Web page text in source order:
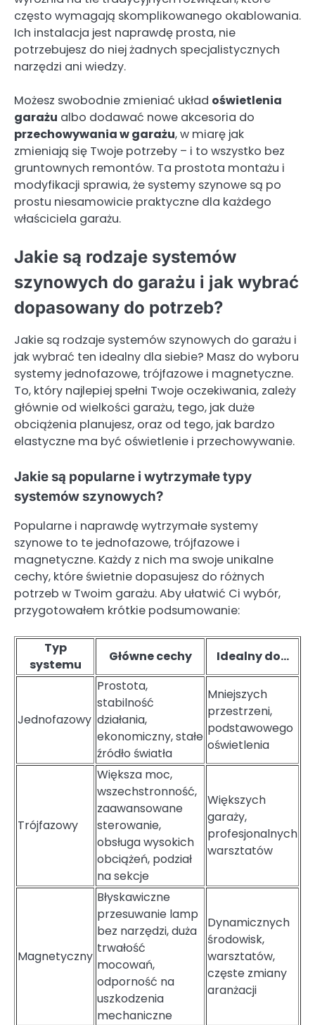
często wymagają skomplikowanego okablowania.
Ich instalacja jest naprawdę prosta, nie
potrzebujesz do niej żadnych specjalistycznych
narzędzi ani wiedzy.
Możesz swobodnie zmieniać układ oświetlenia
garażu albo dodawać nowe akcesoria do
przechowywania w garażu, w miarę jak
zmieniają się Twoje potrzeby – i to wszystko bez
gruntownych remontów. Ta prostota montażu i
modyfikacji sprawia, że systemy szynowe są po
prostu niesamowicie praktyczne dla każdego
właściciela garażu.
Jakie są rodzaje systemów
szynowych do garażu i jak wybrać
dopasowany do potrzeb?
Jakie są rodzaje systemów szynowych do garażu i
jak wybrać ten idealny dla siebie? Masz do wyboru
systemy jednofazowe, trójfazowe i magnetyczne.
To, który najlepiej spełni Twoje oczekiwania, zależy
głównie od wielkości garażu, tego, jak duże
obciążenia planujesz, oraz od tego, jak bardzo
elastyczne ma być oświetlenie i przechowywanie.
Jakie są popularne i wytrzymałe typy
systemów szynowych?
Popularne i naprawdę wytrzymałe systemy
szynowe to te jednofazowe, trójfazowe i
magnetyczne. Każdy z nich ma swoje unikalne
cechy, które świetnie dopasujesz do różnych
potrzeb w Twoim garażu. Aby ułatwić Ci wybór,
przygotowałem krótkie podsumowanie:
Typ
systemu
Główne cechy Idealny do…
Jednofazowy
Prostota,
stabilność
działania,
ekonomiczny, stałe
źródło światła
Mniejszych
przestrzeni,
podstawowego
oświetlenia
Trójfazowy
Większa moc,
wszechstronność,
zaawansowane
sterowanie,
obsługa wysokich
obciążeń, podział
na sekcje
Większych
garaży,
profesjonalnych
warsztatów
Magnetyczny
Błyskawiczne
przesuwanie lamp
bez narzędzi, duża
trwałość
mocowań,
odporność na
uszkodzenia
mechaniczne
Dynamicznych
środowisk,
warsztatów,
częste zmiany
aranżacji